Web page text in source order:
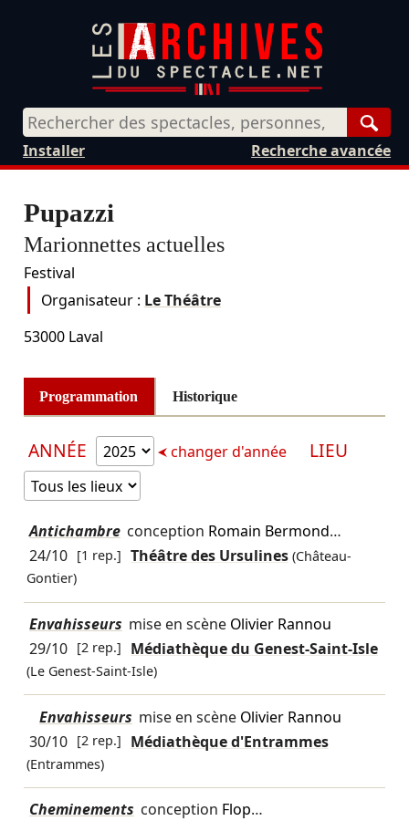
Recherche avancée
Installer
Pupazzi
Marionnettes actuelles
Festival
Organisateur : Le Théâtre
53000 Laval
Programmation Historique
ANNÉE changer d'année LIEU
Antichambre conception Romain Bermond…
24/10 [1 rep.] Théâtre des Ursulines (Château-
Gontier)
Envahisseurs mise en scène Olivier Rannou
29/10 [2 rep.] Médiathèque du Genest-Saint-Isle
(Le Genest-Saint-Isle)
Envahisseurs mise en scène Olivier Rannou
30/10 [2 rep.] Médiathèque d'Entrammes
(Entrammes)
Cheminements conception Flop…